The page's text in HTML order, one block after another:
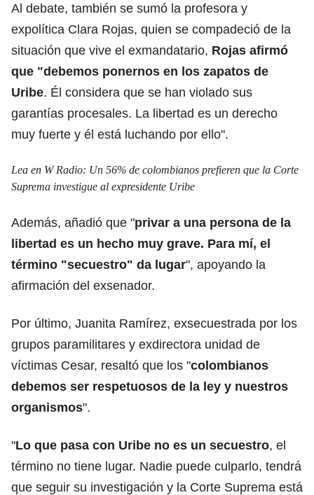
Al debate, también se sumó la profesora y
expolítica Clara Rojas, quien se compadeció de la
situación que vive el exmandatario, Rojas afirmó
que "debemos ponernos en los zapatos de
Uribe. Él considera que se han violado sus
garantías procesales. La libertad es un derecho
muy fuerte y él está luchando por ello".
Lea en W Radio: Un 56% de colombianos prefieren que la Corte
Suprema investigue al expresidente Uribe
Además, añadió que "privar a una persona de la
libertad es un hecho muy grave. Para mí, el
término "secuestro" da lugar", apoyando la
afirmación del exsenador.
Por último, Juanita Ramírez, exsecuestrada por los
grupos paramilitares y exdirectora unidad de
víctimas Cesar, resaltó que los "colombianos
debemos ser respetuosos de la ley y nuestros
organismos".
"Lo que pasa con Uribe no es un secuestro, el
término no tiene lugar. Nadie puede culparlo, tendrá
que seguir su investigación y la Corte Suprema está